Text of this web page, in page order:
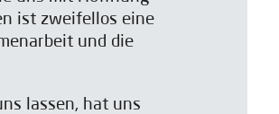
ist zweifellos eine
und die
lassen, hat uns